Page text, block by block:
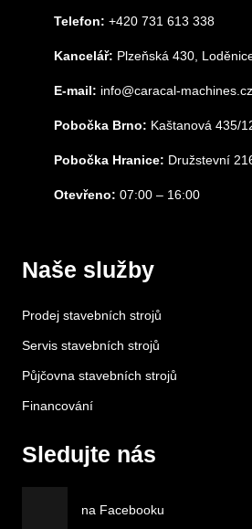
Telefon: +420 731 613 338
Kancelář: Plzeňská 430,
E-mail: info@caracal-machines.cz
Pobočka Brno: Kaštanová 435/
Pobočka Hranice: Družstevní
Otevřeno: 07:00 – 16:00
Naše služby
Prodej stavebních strojů
Servis stavebních strojů
Půjčovna stavebních strojů
Financování
Sledujte nás
na Facebooku